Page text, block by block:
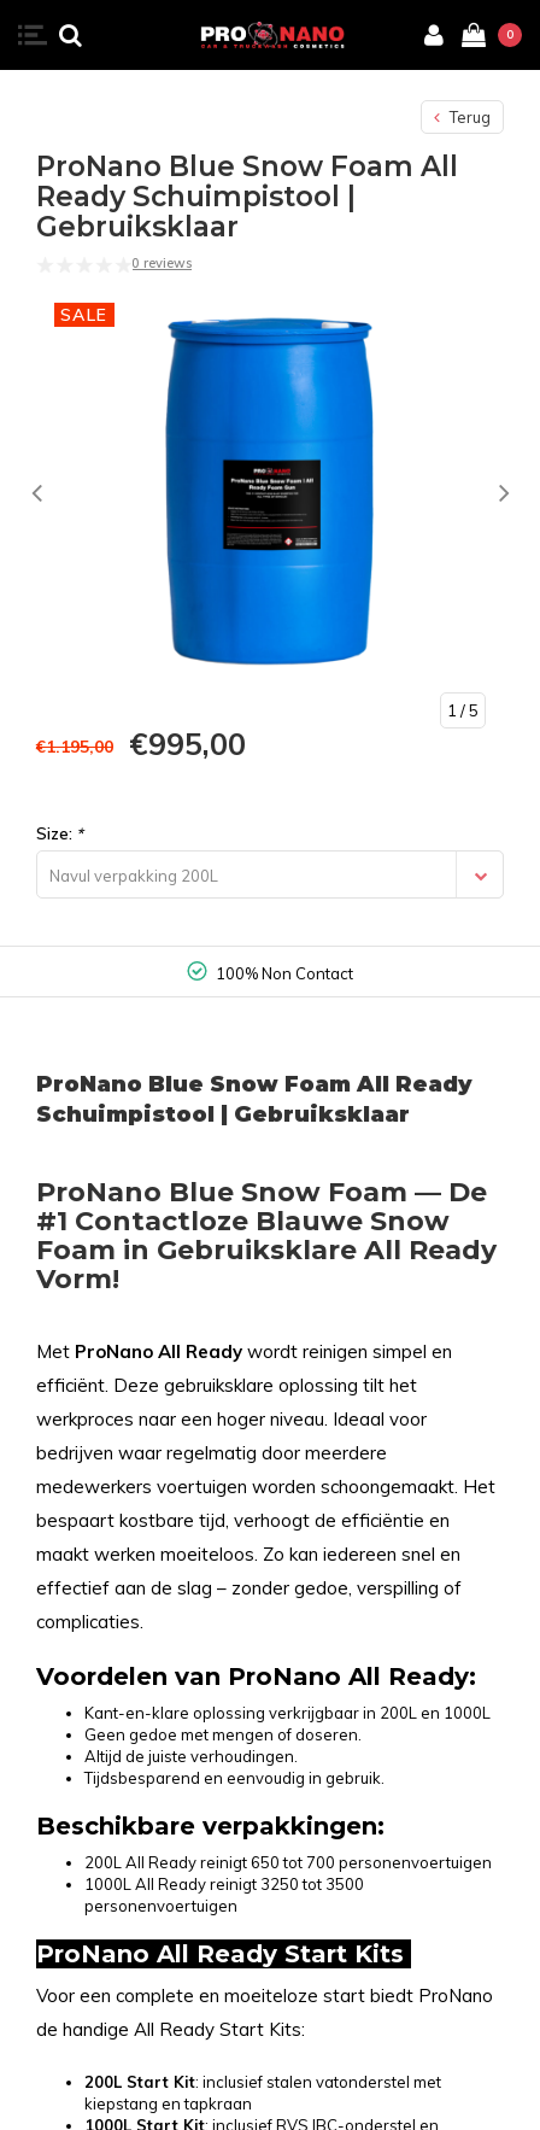
0
Terug
ProNano Blue Snow Foam All
Ready Schuimpistool |
Gebruiksklaar
0 reviews
SALE
1 / 5
€1.195,00 €995,00
Size: *
Navul verpakking 200L
100% Non Contact
ProNano Blue Snow Foam All Ready
Schuimpistool | Gebruiksklaar
ProNano Blue Snow Foam — De
#1 Contactloze Blauwe Snow
Foam in Gebruiksklare All Ready
Vorm!
Met ProNano All Ready wordt reinigen simpel en
efficiënt. Deze gebruiksklare oplossing tilt het
werkproces naar een hoger niveau. Ideaal voor
bedrijven waar regelmatig door meerdere
medewerkers voertuigen worden schoongemaakt. Het
bespaart kostbare tijd, verhoogt de efficiëntie en
maakt werken moeiteloos. Zo kan iedereen snel en
effectief aan de slag – zonder gedoe, verspilling of
complicaties.
Voordelen van ProNano All Ready:
Kant-en-klare oplossing verkrijgbaar in 200L en 1000L
Geen gedoe met mengen of doseren.
Altijd de juiste verhoudingen.
Tijdsbesparend en eenvoudig in gebruik.
Beschikbare verpakkingen:
200L All Ready reinigt 650 tot 700 personenvoertuigen
1000L All Ready reinigt 3250 tot 3500
personenvoertuigen
ProNano All Ready Start Kits
Voor een complete en moeiteloze start biedt ProNano
de handige All Ready Start Kits:
200L Start Kit: inclusief stalen vatonderstel met
kiepstang en tapkraan
1000L Start Kit: inclusief RVS IBC-onderstel en